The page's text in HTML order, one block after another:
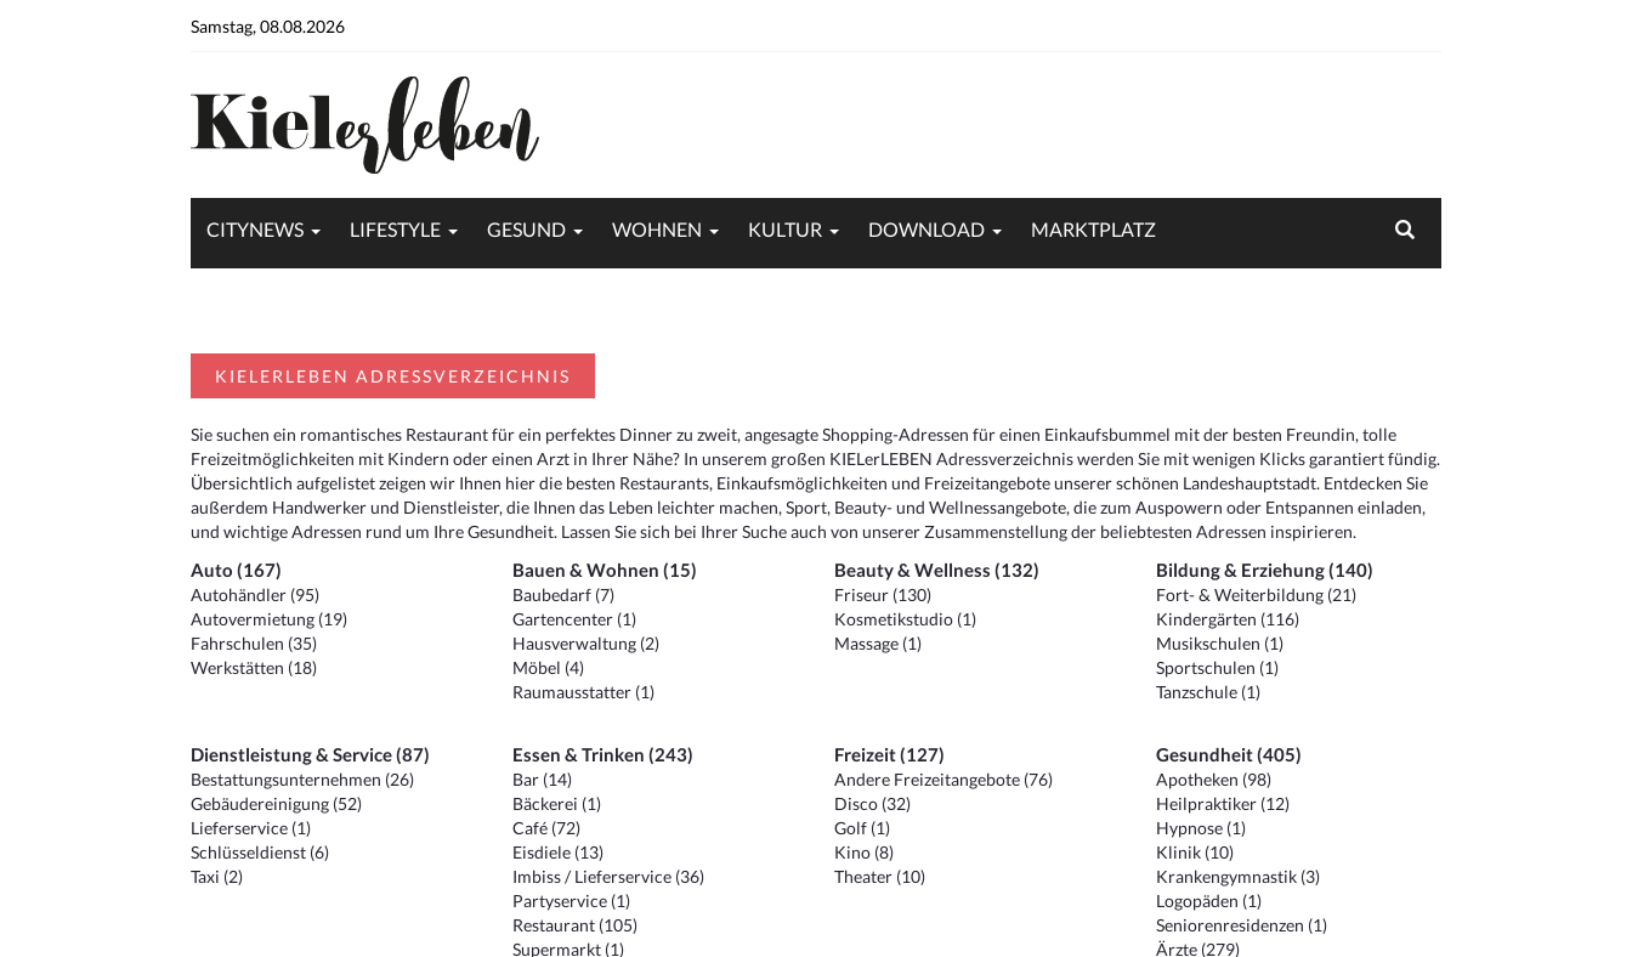
Samstag, 08.08.2026
CITYNEWS LIFESTYLE GESUND WOHNEN KULTUR DOWNLOAD MARKTPLATZ
KIELERLEBEN ADRESSVERZEICHNIS
Sie suchen ein romantisches Restaurant für ein perfektes Dinner zu zweit, angesagte Shopping-Adressen für einen Einkaufsbummel mit der besten Freundin, tolle
Freizeitmöglichkeiten mit Kindern oder einen Arzt in Ihrer Nähe? In unserem großen KIELerLEBEN Adressverzeichnis werden Sie mit wenigen Klicks garantiert fündig.
Übersichtlich aufgelistet zeigen wir Ihnen hier die besten Restaurants, Einkaufsmöglichkeiten und Freizeitangebote unserer schönen Landeshauptstadt. Entdecken Sie
außerdem Handwerker und Dienstleister, die Ihnen das Leben leichter machen, Sport, Beauty- und Wellnessangebote, die zum Auspowern oder Entspannen einladen,
und wichtige Adressen rund um Ihre Gesundheit. Lassen Sie sich bei Ihrer Suche auch von unserer Zusammenstellung der beliebtesten Adressen inspirieren.
Auto (167)
Autohändler (95)
Autovermietung (19)
Fahrschulen (35)
Werkstätten (18)
Bauen & Wohnen (15)
Baubedarf (7)
Gartencenter (1)
Hausverwaltung (2)
Möbel (4)
Raumausstatter (1)
Beauty & Wellness (132)
Friseur (130)
Kosmetikstudio (1)
Massage (1)
Bildung & Erziehung (140)
Fort- & Weiterbildung (21)
Kindergärten (116)
Musikschulen (1)
Sportschulen (1)
Tanzschule (1)
Dienstleistung & Service (87)
Bestattungsunternehmen (26)
Gebäudereinigung (52)
Lieferservice (1)
Schlüsseldienst (6)
Taxi (2)
Essen & Trinken (243)
Bar (14)
Bäckerei (1)
Café (72)
Eisdiele (13)
Imbiss / Lieferservice (36)
Partyservice (1)
Restaurant (105)
Supermarkt (1)
Freizeit (127)
Andere Freizeitangebote (76)
Disco (32)
Golf (1)
Kino (8)
Theater (10)
Gesundheit (405)
Apotheken (98)
Heilpraktiker (12)
Hypnose (1)
Klinik (10)
Krankengymnastik (3)
Logopäden (1)
Seniorenresidenzen (1)
Ärzte (279)